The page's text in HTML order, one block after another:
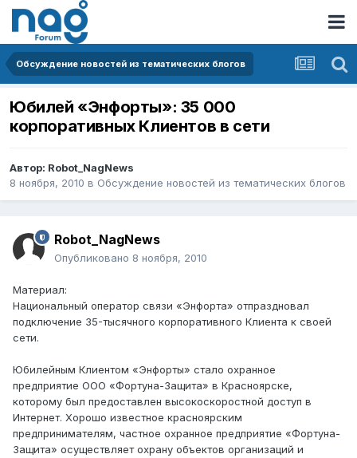
Обсуждение новостей из тематических блогов
Юбилей «Энфорты»: 35 000
корпоративных Клиентов в сети
Автор: Robot_NagNews
8 ноября, 2010 в Обсуждение новостей из тематических блогов
Robot_NagNews
Опубликовано 8 ноября, 2010
Материал:
Национальный оператор связи «Энфорта» отпраздновал
подключение 35-тысячного корпоративного Клиента к своей
сети.
Юбилейным Клиентом «Энфорты» стало охранное
предприятие ООО «Фортуна-Защита» в Красноярске,
которому был предоставлен высокоскоростной доступ в
Интернет. Хорошо известное красноярским
предпринимателям, частное охранное предприятие «Фортуна-
Защита» осуществляет охрану объектов организаций и